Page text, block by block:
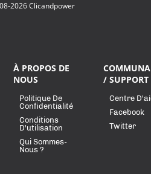
2026 Clicandpower
À PROPOS DE
NOUS
Politique De
Confidentialité
Conditions
D'utilisation
Qui Sommes-
Nous ?
/ SUPPORT
Centre
Facebook
Twitter